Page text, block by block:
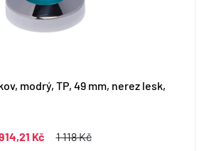
modrý, TP, 49 mm, nerez lesk,
Kč 1 118 Kč